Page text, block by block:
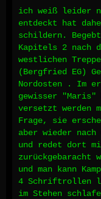
ich weiß leider
entdeckt hat
schildern.
Kapitels 2 nach
westlichen
(Bergfried EG)
Nordosten . Im
gewisser "Maris"
versetzt werden
Frage, sie
aber wieder nach
und redet dort
zurückgebaracht
und man kann
4 Schriftrollen
im Stehen